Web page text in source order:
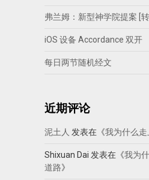
弗兰姆：新型神学院提案 [转
iOS 设备 Accordance 双开
每日两节随机经文
近期评论
泥土人 发表在《我为什么
Shixuan Dai 发表在《我为
道路》